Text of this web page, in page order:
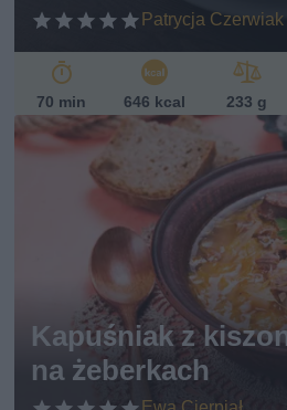
Patrycja Czerwiak
70 min 646 kcal 233 g
Kapuśniak z
na żeberkach